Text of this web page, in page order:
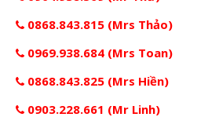
0868.843.815 (Mrs Thảo)
0969.938.684 (Mrs Toan)
0868.843.825 (Mrs Hiền)
0903.228.661 (Mr Linh)